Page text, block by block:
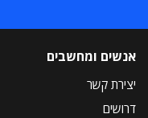
אנשים ומחשבים
יצירת קשר
דרושים